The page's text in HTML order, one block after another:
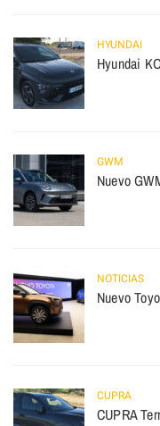
HYUNDAI
Hyundai
GWM
Nuevo
NOTICIAS
Nuevo
CUPRA
CUPRA